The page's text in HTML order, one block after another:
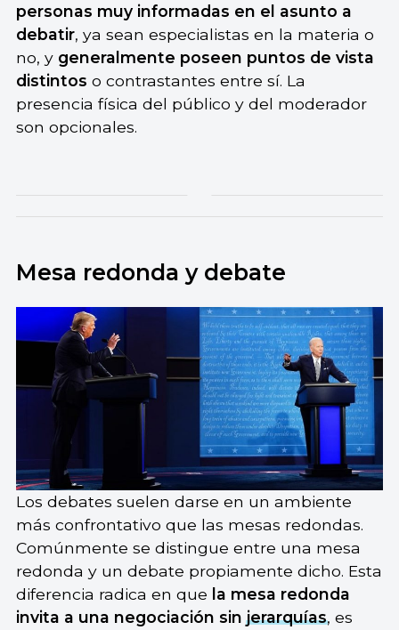
personas muy informadas en el asunto a
debatir, ya sean especialistas en la materia o
no, y generalmente poseen puntos de vista
distintos o contrastantes entre sí. La
presencia física del público y del moderador
son opcionales.
Mesa redonda y debate
Los debates suelen darse en un ambiente
más confrontativo que las mesas redondas.
Comúnmente se distingue entre una mesa
redonda y un debate propiamente dicho. Esta
diferencia radica en que la mesa redonda
invita a una negociación sinjerarquías, es